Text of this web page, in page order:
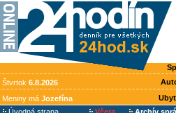
Štvrtok 6.8.2026
Meniny má Jozefína